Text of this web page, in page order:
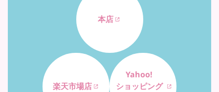
本店
楽天市場店
Yahoo!
ショッピング